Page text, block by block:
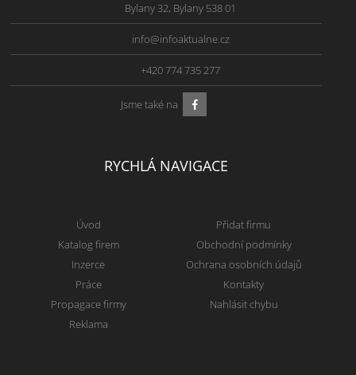
Bylany 32, Bylany 538 01
info@infoaktualne.cz
+420 774 735 277
Jsme také na
RYCHLÁ NAVIGACE
Úvod
Katalog firem
Inzerce
Práce
Propagace firmy
Reklama
Přidat firmu
Obchodní podmínky
Ochrana osobních údajů
Kontakty
Nahlásit chybu